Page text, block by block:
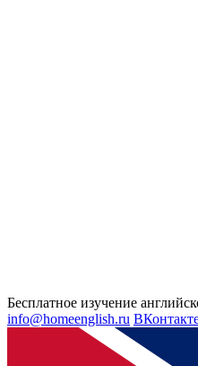
Бесплатное изучение
info@homeenglish.ru